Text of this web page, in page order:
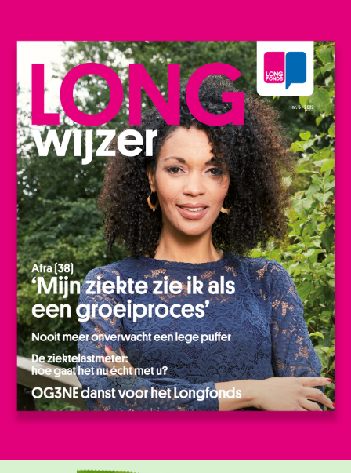
LONGWIJZER - LEDENBLAD LONGFONDS